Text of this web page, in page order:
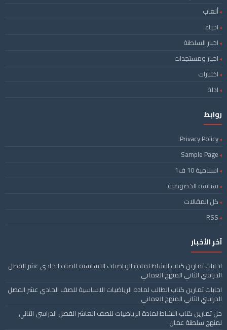
ألعاب
احياء
اخبار السلطنة
اخبار ومستجدات
اختبارات
ادلة
روابط
Privacy Policy
Sample Page
اسلامية 10 ف1
سياسة الخصوصية
كل المقالات
RSS
آخر الأخبار
اجابات تمارين كتاب النشاط لمادة الرياضيات الاساسية للصف الحادي عشر الفصل
الدراسي الثاني المنهج العماني
اجابات تمارين كتاب الطالب لمادة الرياضيات الاساسية للصف الحادي عشر الفصل
الدراسي الثاني المنهج العماني
حل تمارين كتاب النشاط لمادة الرياضيات للصف العاشر الفصل الدراسي الثاني
لمنهج سلطنة عمان